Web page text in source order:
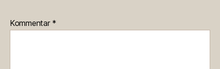
Kommentar *